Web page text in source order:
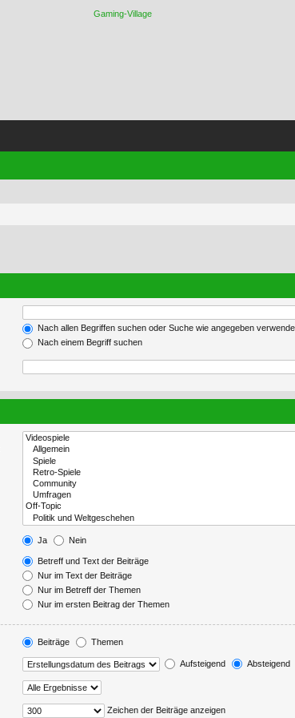
Nach allen Begriffen suchen oder Suche wie angegeben
Nach einem Begriff suchen
Ja Nein
Betreff und Text der Beiträge
Nur im Text der Beiträge
Nur im Betreff der Themen
Nur im ersten Beitrag der Themen
Beiträge Themen
Aufsteigend Absteigend
Zeichen der Beiträge anzeigen